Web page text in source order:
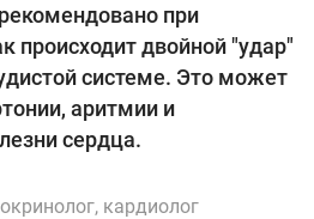
при
происходит двойной "удар"
системе. Это может
аритмии и
сердца.
кардиолог